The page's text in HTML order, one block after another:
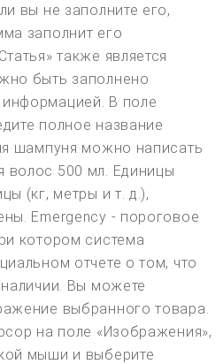
вы не заполните его,
заполнит его
также является
быть заполнено
В поле
полное название
шампуня можно написать
волос 500 мл. Единицы
(кг, метры и т. д.),
Emergency - пороговое
котором система
отчете о том, что
Вы можете
выбранного товара.
на поле «Изображения»,
мыши и выберите